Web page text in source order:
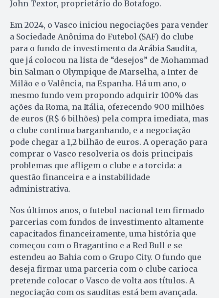
John Textor, proprietário do Botafogo.
Em 2024, o Vasco iniciou negociações para vender
a Sociedade Anônima do Futebol (SAF) do clube
para o fundo de investimento da Arábia Saudita,
que já colocou na lista de “desejos” de Mohammad
bin Salman o Olympique de Marselha, a Inter de
Milão e o Valência, na Espanha. Há um ano, o
mesmo fundo vem propondo adquirir 100% das
ações da Roma, na Itália, oferecendo 900 milhões
de euros (R$ 6 bilhões) pela compra imediata, mas
o clube continua barganhando, e a negociação
pode chegar a 1,2 bilhão de euros. A operação para
comprar o Vasco resolveria os dois principais
problemas que afligem o clube e a torcida: a
questão financeira e a instabilidade
administrativa.
Nos últimos anos, o futebol nacional tem firmado
parcerias com fundos de investimento altamente
capacitados financeiramente, uma história que
começou com o Bragantino e a Red Bull e se
estendeu ao Bahia com o Grupo City. O fundo que
deseja firmar uma parceria com o clube carioca
pretende colocar o Vasco de volta aos títulos. A
negociação com os sauditas está bem avançada.